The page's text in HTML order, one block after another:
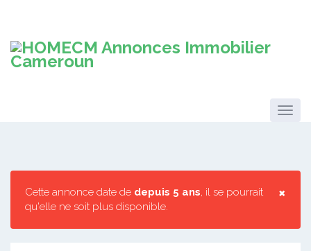
×
Cette annonce date de depuis 5 ans, il se pourrait
qu'elle ne soit plus disponible.